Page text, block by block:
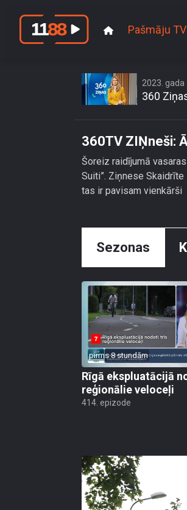
Pašmāju
2023. gada
360
360TV ZIŅneši:
Šoreiz raidījumā
Suiti”. Ziņnese
tas ir pavisam vienkārši
Sezonas
pirms 8 stundām
Rīgā ekspluatācijā
reģionālie veloceļi
414. epizode